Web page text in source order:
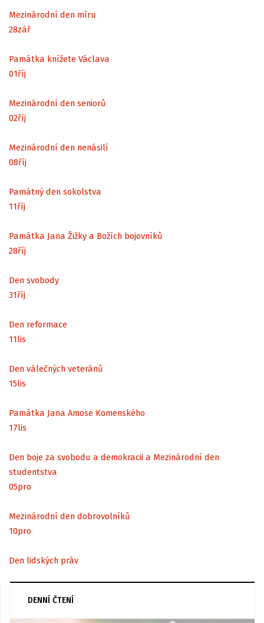
Mezinárodní den míru
28zář
Památka knížete Václava
01říj
Mezinárodní den seniorů
02říj
Mezinárodní den nenásilí
08říj
Památný den sokolstva
11říj
Památka Jana Žižky a Božích bojovníků
28říj
Den svobody
31říj
Den reformace
11lis
Den válečných veteránů
15lis
Památka Jana Amose Komenského
17lis
Den boje za svobodu a demokracii a Mezinárodní den
studentstva
05pro
Mezinárodní den dobrovolníků
10pro
Den lidských práv
DENNÍ ČTENÍ